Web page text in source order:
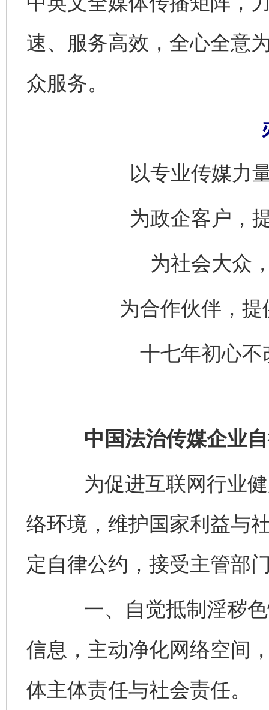
速、服务高效，全心全意
众服务。
以专业传媒力
为政企客户，
为社会大众
为合作伙伴，
十七年初心
中国法治传媒企业自
为促进互联网行业健
络环境，维护国家利益与
定自律公约，接受主管部
一、自觉抵制淫秽色
信息，主动净化网络空间
体主体责任与社会责任。